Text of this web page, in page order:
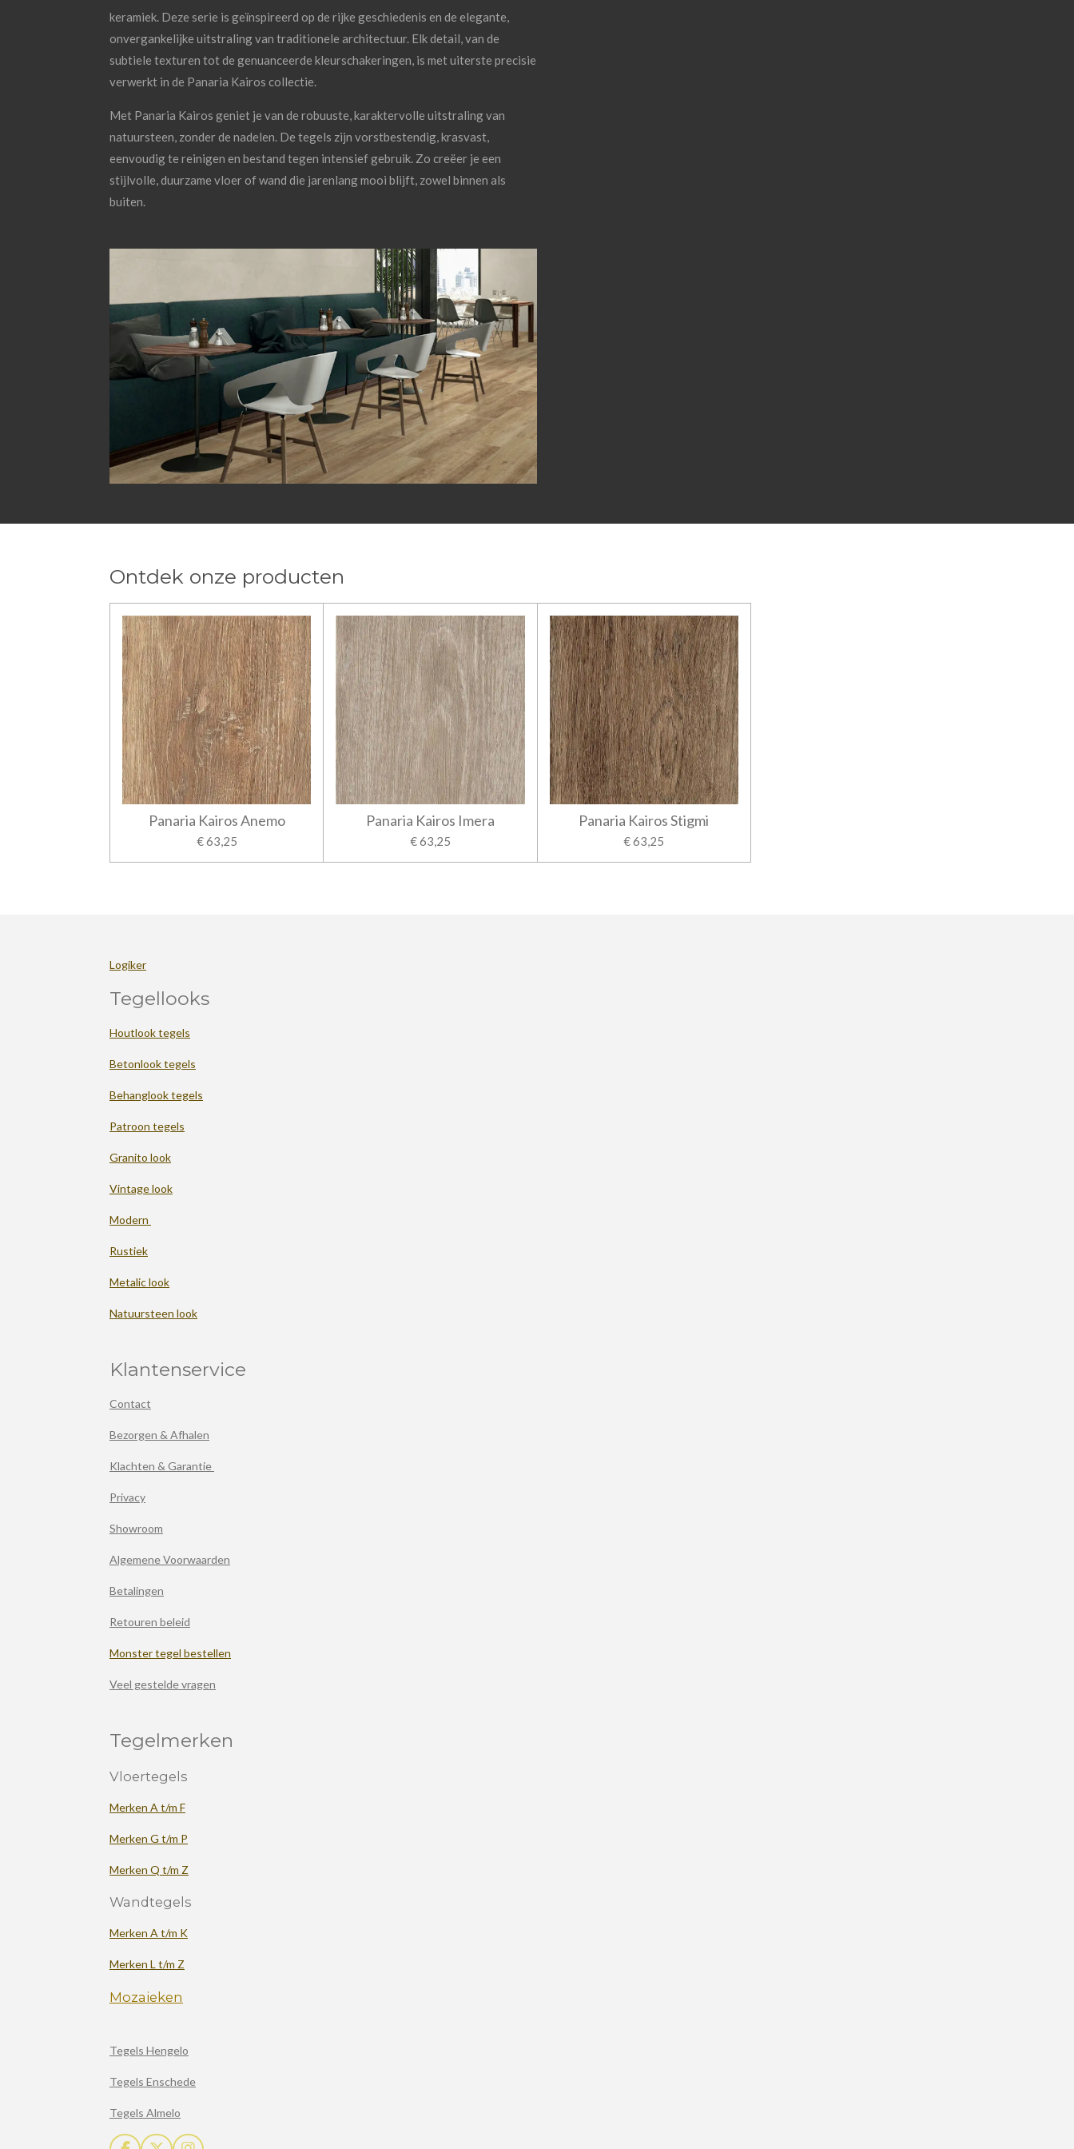
keramiek. Deze serie is geïnspireerd op de rijke geschiedenis en de elegante,
onvergankelijke uitstraling van traditionele architectuur. Elk detail, van de
subtiele texturen tot de genuanceerde kleurschakeringen, is met uiterste precisie
verwerkt in de Panaria Kairos collectie.
Met Panaria Kairos geniet je van de robuuste, karaktervolle uitstraling van
natuursteen, zonder de nadelen. De tegels zijn vorstbestendig, krasvast,
eenvoudig te reinigen en bestand tegen intensief gebruik. Zo creëer je een
stijlvolle, duurzame vloer of wand die jarenlang mooi blijft, zowel binnen als
buiten.
Ontdek onze producten
Panaria Kairos Anemo
€ 63,25
Panaria Kairos Imera
€ 63,25
Panaria Kairos Stigmi
€ 63,25
Logiker
Tegellooks
Houtlook tegels
Betonlook tegels
Behanglook tegels
Patroon tegels
Granito look
Vintage look
Modern
Rustiek
Metalic look
Natuursteen look
Klantenservice
Contact
Bezorgen & Afhalen
Klachten & Garantie
Privacy
Showroom
Algemene Voorwaarden
Betalingen
Retouren beleid
Monster tegel bestellen
Veel gestelde vragen
Tegelmerken
Vloertegels
Merken A t/m F
Merken G t/m P
Merken Q t/m Z
Wandtegels
Merken A t/m K
Merken L t/m Z
Mozaieken
Tegels Hengelo
Tegels Enschede
Tegels Almelo